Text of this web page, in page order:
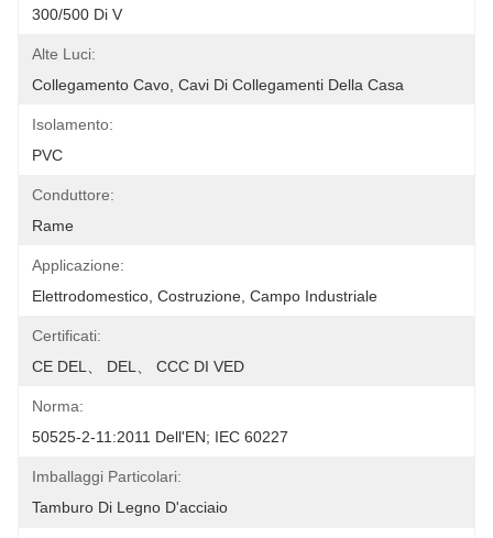
300/500 Di V
Alte Luci:
Collegamento Cavo, Cavi Di Collegamenti Della Casa
Isolamento:
PVC
Conduttore:
Rame
Applicazione:
Elettrodomestico, Costruzione, Campo Industriale
Certificati:
CE DEL、 DEL、 CCC DI VED
Norma:
50525-2-11:2011 Dell'EN; IEC 60227
Imballaggi Particolari:
Tamburo Di Legno D'acciaio